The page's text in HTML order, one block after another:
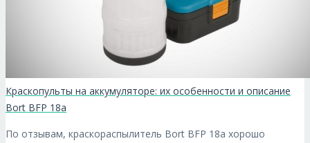
Краскопульты на аккумуляторе: их особенности и описание
Bort BFP 18a
По отзывам, краскораспылитель Bort BFP 18a хорошо